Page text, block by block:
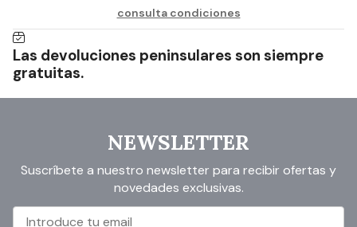
consulta condiciones
Las devoluciones peninsulares son siempre
gratuitas.
NEWSLETTER
Suscríbete a nuestro newsletter para recibir ofertas y
novedades exclusivas.